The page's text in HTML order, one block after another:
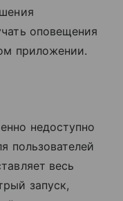
оповещения
приложении.
недоступно
пользователей
весь
запуск,